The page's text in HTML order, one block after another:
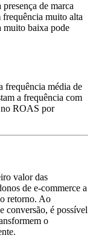
de marca
muito alta
muito baixa pode
frequência média de
a frequência com
no ROAS por
valor das
de e-commerce a
retorno. Ao
conversão, é possível
o